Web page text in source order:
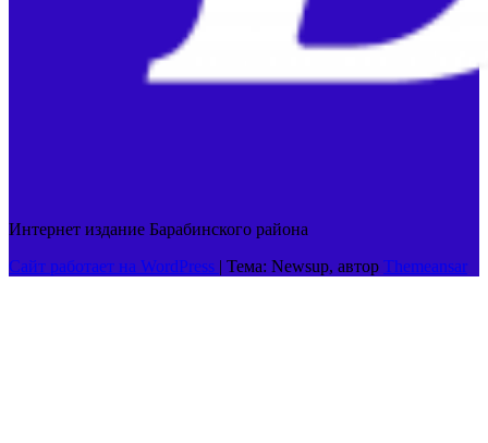
Интернет издание Барабинского района
Сайт работает на WordPress | Тема: Newsup, автор Themeansar